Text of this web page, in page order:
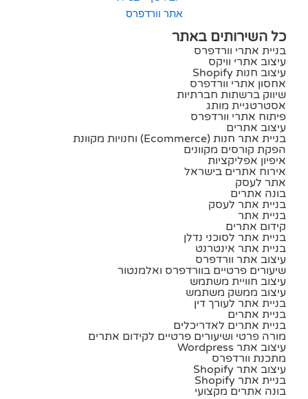
כל השירותים באתר
בניית אתרי וורדפרס
עיצוב אתרי וויקס
עיצוב חנות Shopify
אחסון אתרי וורדפרס
שיווק ברשתות חברתיות
אסטרטגיית מותג
פיתוח אתרי וורדפרס
עיצוב אתרים
בניית אתר חנות (ecommerce) וחנויות מקוונת
הפקת קורסים מקוונים
איפיון אפליקציות
אירוח אתרים בישראל
אתר לעסק
בונה אתרים
בניית אתר לעסק
בניית אתר
קידום אתרים
בניית אתר לסוכני נדלן
בניית אתר אינטרנט
עיצוב אתר וורדפרס
שיעורים פרטיים בוורדפרס ואלמנטור
עיצוב חוויית משתמש
עיצוב ממשק משתמש
בניית אתר לעורך דין
בניית אתרים
בניית אתרים לאדריכלים
מורה פרטי ושיעורים פרטיים לקידום אתרים
עיצוב אתר Wordpress
מתכנת וורדפרס
עיצוב אתר Shopify
בניית אתר Shopify
בונה אתרים מקצועי